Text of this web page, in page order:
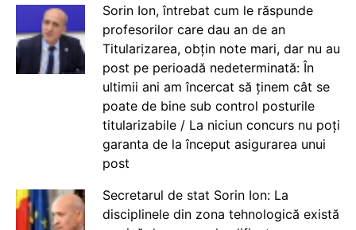
Sorin Ion, întrebat cum le răspunde
profesorilor care dau an de an
Titularizarea, obțin note mari, dar nu au
post pe perioadă nedeterminată: În
ultimii ani am încercat să ținem cât se
poate de bine sub control posturile
titularizabile / La niciun concurs nu poți
garanta de la început asigurarea unui
post
Secretarul de stat Sorin Ion: La
disciplinele din zona tehnologică există